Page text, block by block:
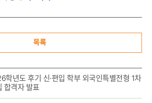
목록
학년도 후기 신·편입 학부 외국인특별전형 1차
합격자 발표